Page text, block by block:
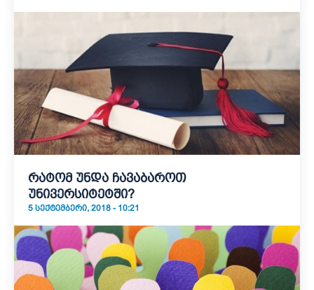
რატომ უნდა ჩავაბაროთ
უნივერსიტეტში?
5 ᲡᲔᲥᲢᲔᲛᲑᲔᲠᲘ, 2018 - 10:21